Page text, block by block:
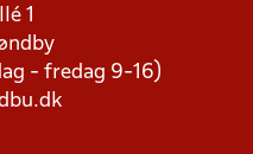
1
- fredag 9-16)